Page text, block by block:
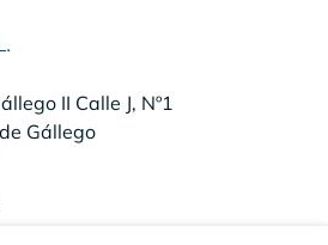
II Calle J, Nº1
Gállego